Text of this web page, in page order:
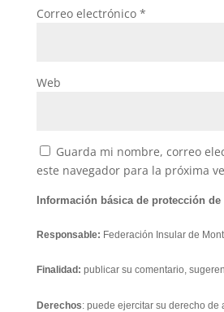
Correo electrónico *
Web
Guarda mi nombre, correo
este navegador para la próxima
Información básica de protección de
Responsable: Federación Insular de
Finalidad: publicar su comentario,
Derechos: puede ejercitar su derecho de